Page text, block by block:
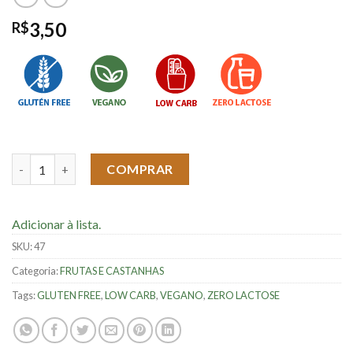
R$3,50
COMPRAR
Adicionar à lista.
SKU:47
Categoria:FRUTAS E CASTANHAS
Tags:GLUTEN FREE,LOW CARB,VEGANO, ZERO LACTOSE